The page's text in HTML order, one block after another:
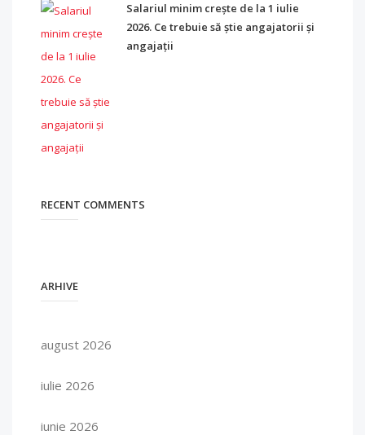
Salariul minim crește de la 1 iulie
2026. Ce trebuie să știe angajatorii și
angajații
RECENT COMMENTS
ARHIVE
august 2026
iulie 2026
iunie 2026